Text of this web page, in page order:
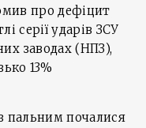
про дефіцит
серії ударів ЗСУ
заводах (НПЗ),
13%
пальним почалися